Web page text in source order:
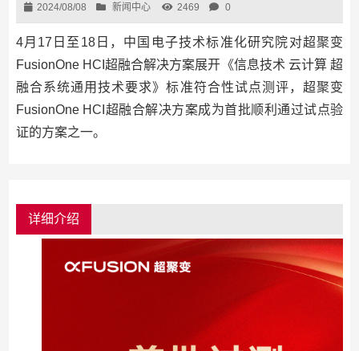
2024/08/08 新闻中心 2469 0
4月17日至18日，中国电子技术标准化研究院对超聚变
FusionOne HCI超融合解决方案展开《信息技术 云计算 超
融合系统通用技术要求》标准符合性试点测评，超聚变
FusionOne HCI超融合解决方案成为首批顺利通过试点验
证的方案之一。
详细介绍